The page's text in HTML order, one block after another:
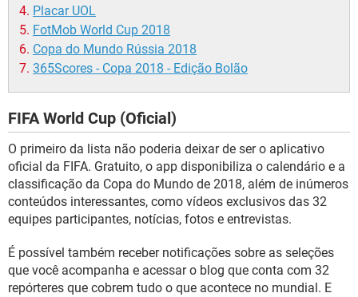
Placar UOL
FotMob World Cup 2018
Copa do Mundo Rússia 2018
365Scores - Copa 2018 - Edição Bolão
FIFA World Cup (Oficial)
O primeiro da lista não poderia deixar de ser o aplicativo
oficial da FIFA. Gratuito, o app disponibiliza o calendário e a
classificação da Copa do Mundo de 2018, além de inúmeros
conteúdos interessantes, como vídeos exclusivos das 32
equipes participantes, notícias, fotos e entrevistas.
É possível também receber notificações sobre as seleções
que você acompanha e acessar o blog que conta com 32
repórteres que cobrem tudo o que acontece no mundial. E